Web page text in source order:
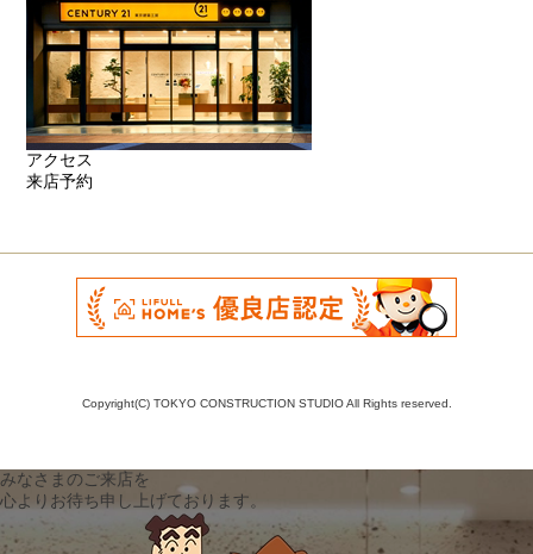
アクセス
来店予約
Copyright(C) TOKYO CONSTRUCTION STUDIO All Rights reserved.
みなさまのご来店を
心よりお待ち申し上げております。